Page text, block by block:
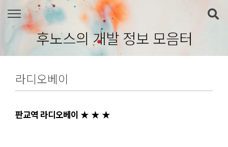
본문 바로가기
후노스의 개발 정보 모음터
라디오베이
판교역 라디오베이 ★ ★ ★